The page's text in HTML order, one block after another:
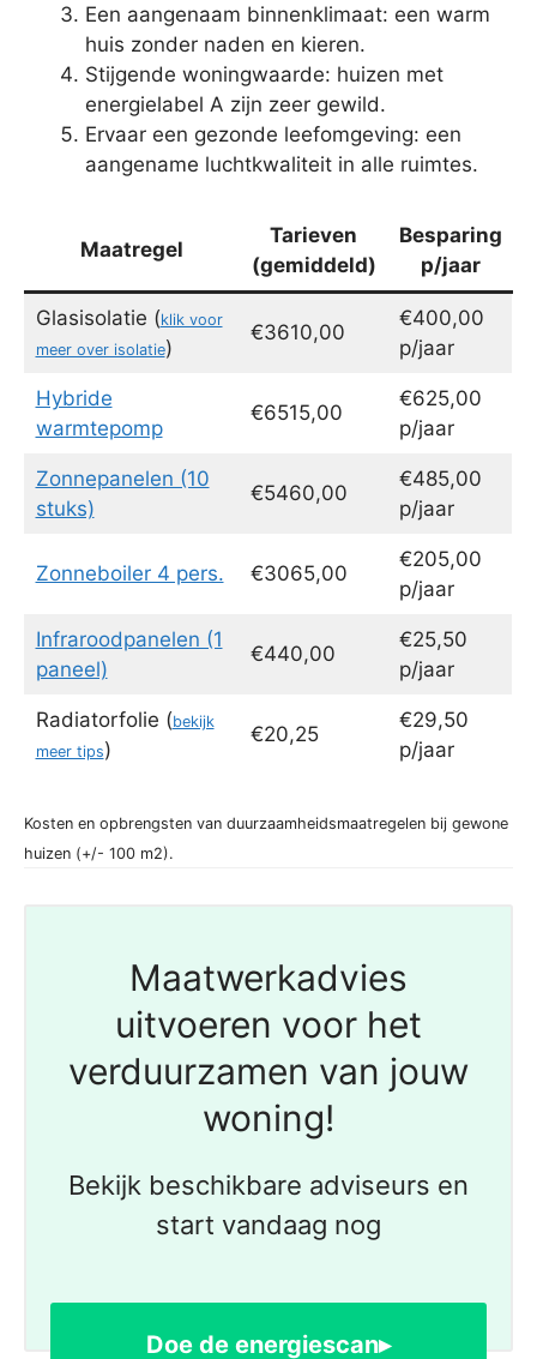
Een aangenaam binnenklimaat: een warm
huis zonder naden en kieren.
Stijgende woningwaarde: huizen met
energielabel A zijn zeer gewild.
Ervaar een gezonde leefomgeving: een
aangename luchtkwaliteit in alle ruimtes.
Maatregel
Tarieven
(gemiddeld)
Besparing
p/jaar
Glasisolatie (klik voor
meer over isolatie)
€3610,00
€400,00
p/jaar
Hybride
warmtepomp
€6515,00
€625,00
p/jaar
Zonnepanelen (10
stuks)
€5460,00
€485,00
p/jaar
Zonneboiler 4 pers. €3065,00
€205,00
p/jaar
Infraroodpanelen (1
paneel)
€440,00
€25,50
p/jaar
Radiatorfolie (bekijk
meer tips)
€20,25
€29,50
p/jaar
Kosten en opbrengsten van duurzaamheidsmaatregelen bij gewone
huizen (+/- 100 m2).
Maatwerkadvies
uitvoeren voor het
verduurzamen van jouw
woning!
Bekijk beschikbare adviseurs en
start vandaag nog
Doe de energiescan▸